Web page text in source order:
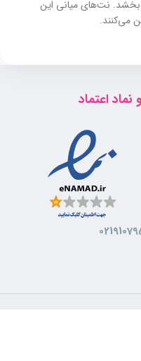
نت‌های میانی این
می‌کنند.
فراهم کردن رایحه
اعتماد